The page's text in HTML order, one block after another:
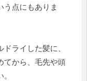
う点にもありま
ライした髪に、
てから、毛先や頭